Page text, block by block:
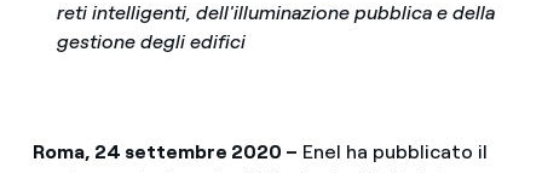
reti intelligenti, dell'illuminazione pubblica e della
gestione degli edifici
Roma, 24 settembre 2020 – Enel ha pubblicato il